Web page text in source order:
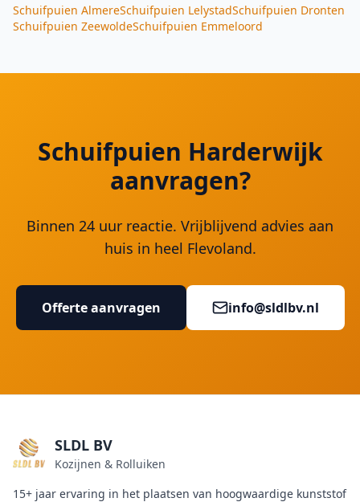
Schuifpuien AlmereSchuifpuien LelystadSchuifpuien Dronten
Schuifpuien ZeewoldeSchuifpuien Emmeloord
Schuifpuien Harderwijk
aanvragen?
Binnen 24 uur reactie. Vrijblijvend advies aan
huis in heel Flevoland.
Offerte aanvragen info@sldlbv.nl
SLDL BV
Kozijnen & Rolluiken
15+ jaar ervaring in het plaatsen van hoogwaardige kunststof